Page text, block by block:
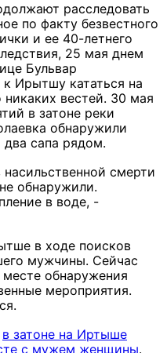
расследовать
по факту безвестного
и ее 40-летнего
25 мая днем
Бульвар
Ирытшу кататься на
вестей. 30 мая
в затоне реки
обнаружили
сапа рядом.
смерти
обнаружили.
в воде, -
в ходе поисков
мужчины. Сейчас
обнаружения
мероприятия.
в затоне на Иртыше
с мужем женщины.